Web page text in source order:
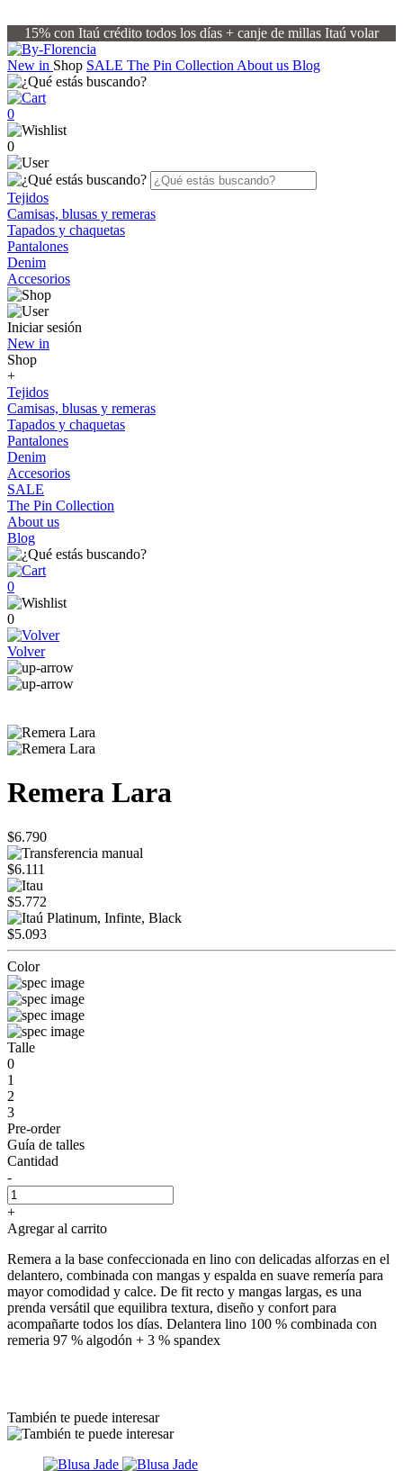
15% con Itaú crédito todos los días + canje de millas Itaú volar
New in Shop SALE The Pin Collection About us Blog
0
0
Tejidos
Camisas, blusas y remeras
Tapados y chaquetas
Pantalones
Denim
Accesorios
Iniciar sesión
New in
Shop
+
Tejidos
Camisas, blusas y remeras
Tapados y chaquetas
Pantalones
Denim
Accesorios
SALE
The Pin Collection
About us
Blog
0
0
Volver
Remera Lara
$6.790
$6.111
$5.772
$5.093
Color
Talle
0
1
2
3
Pre-order
Guía de talles
Cantidad
-
+
Agregar al carrito
Remera a la base confeccionada en lino con delicadas alforzas en el
delantero, combinada con mangas y espalda en suave remería para
mayor comodidad y calce. De fit recto y mangas largas, es una
prenda versátil que equilibra textura, diseño y confort para
acompañarte todos los días. Delantera lino 100 % combinada con
remeria 97 % algodón + 3 % spandex
También te puede interesar